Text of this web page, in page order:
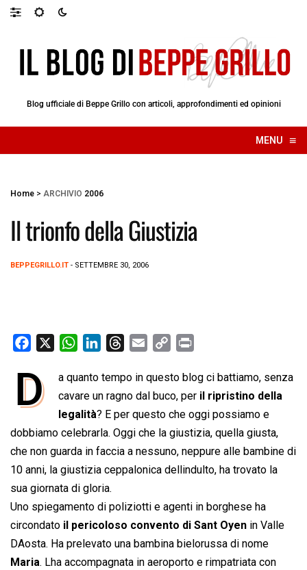
Blog ufficiale di Beppe Grillo con articoli, approfondimenti ed opinioni
MENU ≡
☰
Home > ARCHIVIO 2006
Il trionfo della Giustizia
BEPPEGRILLO.IT - SETTEMBRE 30, 2006
c
e
o
o
k
W
a
t
s
A
p
p
n
k
e
d
I
n
r
e
a
d
s
a
l
p
y
L
i
n
k
i
n
t
D
a quanto tempo in questo blog ci battiamo, senza
cavare un ragno dal buco, per il ripristino della
legalità? E per questo che oggi possiamo e
dobbiamo celebrarla. Oggi che la giustizia, quella giusta,
che non guarda in faccia a nessuno, neppure alle bambine di
10 anni, la giustizia ceppalonica dellindulto, ha trovato la
sua giornata di gloria.
Uno spiegamento di poliziotti e agenti in borghese ha
circondato il pericoloso convento di Sant Oyen in Valle
DAosta. Ha prelevato una bambina bielorussa di nome
Maria. Lha accompagnata in aeroporto e rimpatriata con